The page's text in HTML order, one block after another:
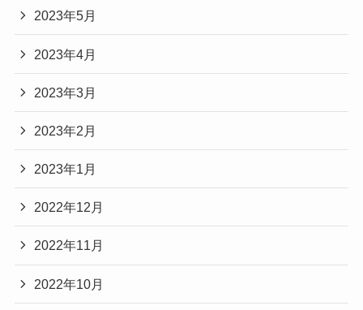
2023年5月
2023年4月
2023年3月
2023年2月
2023年1月
2022年12月
2022年11月
2022年10月